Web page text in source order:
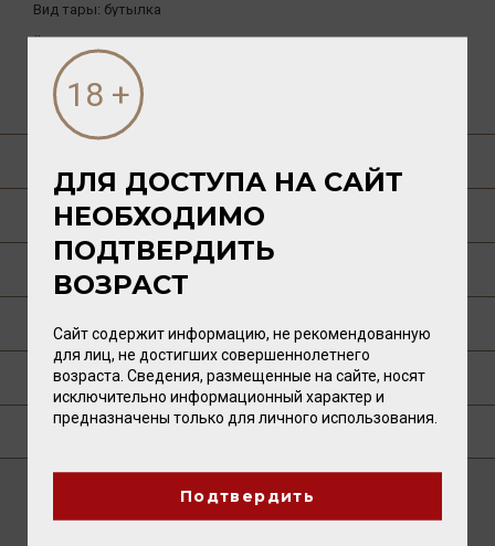
Вид тары: бутылка
Ёмкость:0.75л.
ДРУГИЕ ТОВАРЫ БРЕНДА
ГАСТРОНОМИЯ
О РЕГИОНЕ
О ПРОИЗВОДИТЕЛЕ
ТЕХНОЛОГИЯ
ГДЕ КУПИТЬ?
ДЛЯ ДОСТУПА НА САЙТ
НЕОБХОДИМО
ПОДТВЕРДИТЬ
ВОЗРАСТ
Сайт содержит информацию, не рекомендованную
для лиц, не достигших совершеннолетнего
возраста. Сведения, размещенные на сайте, носят
исключительно информационный характер и
предназначены только для личного использования.
Подтвердить